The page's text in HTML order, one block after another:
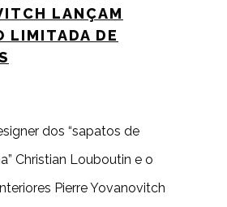
LANÇAM
LIMITADA DE
dos “sapatos de
Christian Louboutin e o
Pierre Yovanovitch